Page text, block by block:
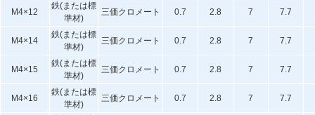
M4×12
鉄(または標
準材)
三価クロメート 0.7 2.8 7 7.7
M4×14
鉄(または標
準材)
三価クロメート 0.7 2.8 7 7.7
M4×15
鉄(または標
準材)
三価クロメート 0.7 2.8 7 7.7
M4×16
鉄(または標
準材)
三価クロメート 0.7 2.8 7 7.7